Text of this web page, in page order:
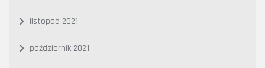
listopad 2021
październik 2021